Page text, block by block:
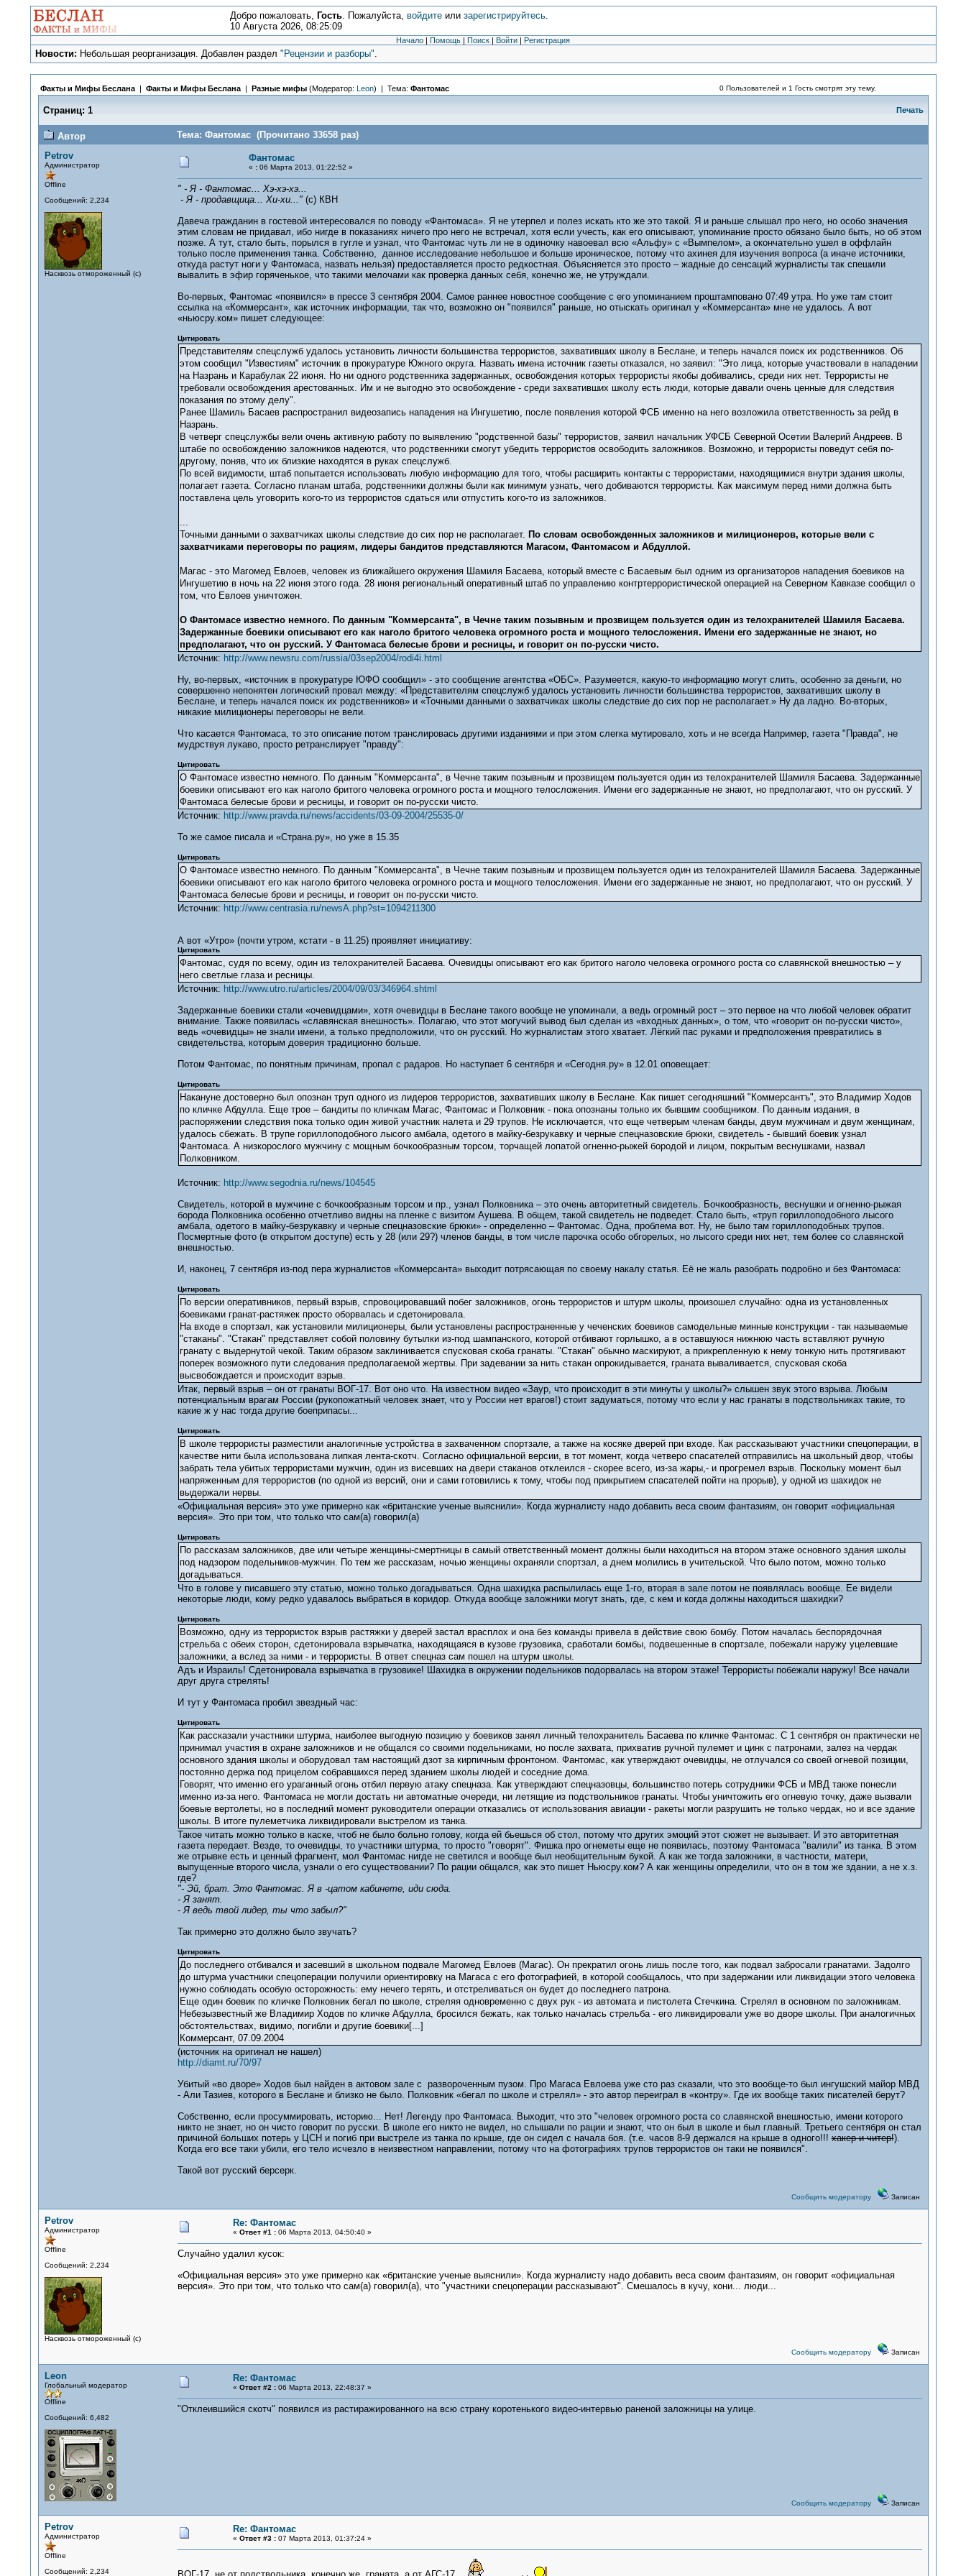
Добро пожаловать, Гость. Пожалуйста, войдитеили зарегистрируйтесь.
10 Августа 2026, 08:25:09
Начало | Помощь | Поиск | Войти | Регистрация
Новости: Небольшая реорганизация. Добавлен раздел"Рецензии и разборы".
Факты и Мифы Беслана| Факты и Мифы Беслана| Разные мифы(Модератор: Leon) | Тема: Фантомас 0 Пользователей и 1 Гость смотрят эту тему.
Страниц: 1 Печать
Автор
Тема: Фантомас (Прочитано 33658 раз)
Petrov
Администратор
Offline
Сообщений: 2,234
Насквозь отмороженный (с)
Фантомас
« :06 Марта 2013, 01:22:52 »
" - Я - Фантомас... Хэ-хэ-хэ...
- Я - продавщица... Хи-хи..."(с) КВН
Давеча гражданин в гостевой интересовался по поводу «Фантомаса». Я не утерпел и полез искать кто же это такой. Я и раньше слышал про него, но особо значения
этим словам не придавал, ибо нигде в показаниях ничего про него не встречал, хотя если учесть, как его описывают, упоминание просто обязано было быть, но об этом
позже. А тут, стало быть, порылся в гугле и узнал, что Фантомас чуть ли не в одиночку навоевал всю «Альфу» с «Вымпелом», а окончательно ушел в оффлайн
только после применения танка. Собственно, данное исследование небольшое и больше ироническое, потому что ахинея для изучения вопроса (а иначе источники,
откуда растут ноги у Фантомаса, назвать нельзя) предоставляется просто редкостная. Объясняется это просто – жадные до сенсаций журналисты так спешили
вывалить в эфир горяченькое, что такими мелочами как проверка данных себя, конечно же, не утруждали.
Во-первых, Фантомас «появился» в прессе 3 сентября 2004. Самое раннее новостное сообщение с его упоминанием проштамповано 07:49 утра. Но уже там стоит
ссылка на «Коммерсант», как источник информации, так что, возможно он "появился" раньше, но отыскать оригинал у «Коммерсанта» мне не удалось. А вот
«ньюсру.ком» пишет следующее:
Цитировать
Представителям спецслужб удалось установить личности большинства террористов, захвативших школу в Беслане, и теперь начался поиск их родственников. Об
этом сообщил "Известиям" источник в прокуратуре Южного округа. Назвать имена источник газеты отказался, но заявил: "Это лица, которые участвовали в нападении
на Назрань и Карабулак 22 июня. Но ни одного родственника задержанных, освобождения которых террористы якобы добивались, среди них нет. Террористы не
требовали освобождения арестованных. Им и не выгодно это освобождение - среди захвативших школу есть люди, которые давали очень ценные для следствия
показания по этому делу".
Ранее Шамиль Басаев распространил видеозапись нападения на Ингушетию, после появления которой ФСБ именно на него возложила ответственность за рейд в
Назрань.
В четверг спецслужбы вели очень активную работу по выявлению "родственной базы" террористов, заявил начальник УФСБ Северной Осетии Валерий Андреев. В
штабе по освобождению заложников надеются, что родственники смогут убедить террористов освободить заложников. Возможно, и террористы поведут себя по-
другому, поняв, что их близкие находятся в руках спецслужб.
По всей видимости, штаб попытается использовать любую информацию для того, чтобы расширить контакты с террористами, находящимися внутри здания школы,
полагает газета. Согласно планам штаба, родственники должны были как минимум узнать, чего добиваются террористы. Как максимум перед ними должна быть
поставлена цель уговорить кого-то из террористов сдаться или отпустить кого-то из заложников.
...
Точными данными о захватчиках школы следствие до сих пор не располагает. По словам освобожденных заложников и милиционеров, которые вели с
захватчиками переговоры по рациям, лидеры бандитов представляются Магасом, Фантомасом и Абдуллой.
Магас - это Магомед Евлоев, человек из ближайшего окружения Шамиля Басаева, который вместе с Басаевым был одним из организаторов нападения боевиков на
Ингушетию в ночь на 22 июня этого года. 28 июня региональный оперативный штаб по управлению контртеррористической операцией на Северном Кавказе сообщил о
том, что Евлоев уничтожен.
О Фантомасе известно немного. По данным "Коммерсанта", в Чечне таким позывным и прозвищем пользуется один из телохранителей Шамиля Басаева.
Задержанные боевики описывают его как наголо бритого человека огромного роста и мощного телосложения. Имени его задержанные не знают, но
предполагают, что он русский. У Фантомаса белесые брови и ресницы, и говорит он по-русски чисто.
Источник: http://www.newsru.com/russia/03sep2004/rodi4i.html
Ну, во-первых, «источник в прокуратуре ЮФО сообщил» - это сообщение агентства «ОБС». Разумеется, какую-то информацию могут слить, особенно за деньги, но
совершенно непонятен логический провал между: «Представителям спецслужб удалось установить личности большинства террористов, захвативших школу в
Беслане, и теперь начался поиск их родственников» и «Точными данными о захватчиках школы следствие до сих пор не располагает.» Ну да ладно. Во-вторых,
никакие милиционеры переговоры не вели.
Что касается Фантомаса, то это описание потом транслировась другими изданиями и при этом слегка мутировало, хоть и не всегда Например, газета "Правда", не
мудрствуя лукаво, просто ретранслирует "правду":
Цитировать
О Фантомасе известно немного. По данным "Коммерсанта", в Чечне таким позывным и прозвищем пользуется один из телохранителей Шамиля Басаева. Задержанные
боевики описывают его как наголо бритого человека огромного роста и мощного телосложения. Имени его задержанные не знают, но предполагают, что он русский. У
Фантомаса белесые брови и ресницы, и говорит он по-русски чисто.
Источник: http://www.pravda.ru/news/accidents/03-09-2004/25535-0/
То же самое писала и «Страна.ру», но уже в 15.35
Цитировать
О Фантомасе известно немного. По данным "Коммерсанта", в Чечне таким позывным и прозвищем пользуется один из телохранителей Шамиля Басаева. Задержанные
боевики описывают его как наголо бритого человека огромного роста и мощного телосложения. Имени его задержанные не знают, но предполагают, что он русский. У
Фантомаса белесые брови и ресницы, и говорит он по-русски чисто.
Источник: http://www.centrasia.ru/newsA.php?st=1094211300
А вот «Утро» (почти утром, кстати - в 11.25) проявляет инициативу:
Цитировать
Фантомас, судя по всему, один из телохранителей Басаева. Очевидцы описывают его как бритого наголо человека огромного роста со славянской внешностью – у
него светлые глаза и ресницы.
Источник: http://www.utro.ru/articles/2004/09/03/346964.shtml
Задержанные боевики стали «очевидцами», хотя очевидцы в Беслане такого вообще не упоминали, а ведь огромный рост – это первое на что любой человек обратит
внимание. Также появилась «славянская внешность». Полагаю, что этот могучий вывод был сделан из «входных данных», о том, что «говорит он по-русски чисто»,
ведь «очевидцы» не знали имени, а только предположили, что он русский. Но журналистам этого хватает. Лёгкий пас руками и предположения превратились в
свидетельства, которым доверия традиционно больше.
Потом Фантомас, по понятным причинам, пропал с радаров. Но наступает 6 сентября и «Сегодня.ру» в 12.01 оповещает:
Цитировать
Накануне достоверно был опознан труп одного из лидеров террористов, захвативших школу в Беслане. Как пишет сегодняшний "Коммерсантъ", это Владимир Ходов
по кличке Абдулла. Еще трое – бандиты по кличкам Магас, Фантомас и Полковник - пока опознаны только их бывшим сообщником. По данным издания, в
распоряжении следствия пока только один живой участник налета и 29 трупов. Не исключается, что еще четверым членам банды, двум мужчинам и двум женщинам,
удалось сбежать. В трупе гориллоподобного лысого амбала, одетого в майку-безрукавку и черные спецназовские брюки, свидетель - бывший боевик узнал
Фантомаса. А низкорослого мужчину с мощным бочкообразным торсом, торчащей лопатой огненно-рыжей бородой и лицом, покрытым веснушками, назвал
Полковником.
Источник: http://www.segodnia.ru/news/104545
Свидетель, которой в мужчине с бочкообразным торсом и пр., узнал Полковника – это очень авторитетный свидетель. Бочкообразность, веснушки и огненно-рыжая
борода Полковника особенно отчетливо видны на пленке с визитом Аушева. В общем, такой свидетель не подведет. Стало быть, «труп гориллоподобного лысого
амбала, одетого в майку-безрукавку и черные спецназовские брюки» - определенно – Фантомас. Одна, проблема вот. Ну, не было там гориллоподобных трупов.
Посмертные фото (в открытом доступе) есть у 28 (или 29?) членов банды, в том числе парочка особо обгорелых, но лысого среди них нет, тем более со славянской
внешностью.
И, наконец, 7 сентября из-под пера журналистов «Коммерсанта» выходит потрясающая по своему накалу статья. Её не жаль разобрать подробно и без Фантомаса:
Цитировать
По версии оперативников, первый взрыв, спровоцировавший побег заложников, огонь террористов и штурм школы, произошел случайно: одна из установленных
боевиками гранат-растяжек просто оборвалась и сдетонировала.
На входе в спортзал, как установили милиционеры, были установлены распространенные у чеченских боевиков самодельные минные конструкции - так называемые
"стаканы". "Стакан" представляет собой половину бутылки из-под шампанского, которой отбивают горлышко, а в оставшуюся нижнюю часть вставляют ручную
гранату с выдернутой чекой. Таким образом заклинивается спусковая скоба гранаты. "Стакан" обычно маскируют, а прикрепленную к нему тонкую нить протягивают
поперек возможного пути следования предполагаемой жертвы. При задевании за нить стакан опрокидывается, граната вываливается, спусковая скоба
высвобождается и происходит взрыв.
Итак, первый взрыв – он от гранаты ВОГ-17. Вот оно что. На известном видео «Заур, что происходит в эти минуты у школы?» слышен звук этого взрыва. Любым
потенциальным врагам России (рукопожатный человек знает, что у России нет врагов!) стоит задуматься, потому что если у нас гранаты в подствольниках такие, то
какие ж у нас тогда другие боеприпасы...
Цитировать
В школе террористы разместили аналогичные устройства в захваченном спортзале, а также на косяке дверей при входе. Как рассказывают участники спецоперации, в
качестве нити была использована липкая лента-скотч. Согласно официальной версии, в тот момент, когда четверо спасателей отправились на школьный двор, чтобы
забрать тела убитых террористами мужчин, один из висевших на двери стаканов отклеился - скорее всего, из-за жары,- и прогремел взрыв. Поскольку момент был
напряженным для террористов (по одной из версий, они и сами готовились к тому, чтобы под прикрытием спасателей пойти на прорыв), у одной из шахидок не
выдержали нервы.
«Официальная версия» это уже примерно как «британские ученые выяснили». Когда журналисту надо добавить веса своим фантазиям, он говорит «официальная
версия». Это при том, что только что сам(а) говорил(а)
Цитировать
По рассказам заложников, две или четыре женщины-смертницы в самый ответственный момент должны были находиться на втором этаже основного здания школы
под надзором подельников-мужчин. По тем же рассказам, ночью женщины охраняли спортзал, а днем молились в учительской. Что было потом, можно только
догадываться.
Что в голове у писавшего эту статью, можно только догадываться. Одна шахидка распылилась еще 1-го, вторая в зале потом не появлялась вообще. Ее видели
некоторые люди, кому редко удавалось выбраться в коридор. Откуда вообще заложники могут знать, где, с кем и когда должны находиться шахидки?
Цитировать
Возможно, одну из террористок взрыв растяжки у дверей застал врасплох и она без команды привела в действие свою бомбу. Потом началась беспорядочная
стрельба с обеих сторон, сдетонировала взрывчатка, находящаяся в кузове грузовика, сработали бомбы, подвешенные в спортзале, побежали наружу уцелевшие
заложники, а вслед за ними - и террористы. В ответ спецназ сам пошел на штурм школы.
Адъ и Израиль! Сдетонировала взрывчатка в грузовике! Шахидка в окружении подельников подорвалась на втором этаже! Террористы побежали наружу! Все начали
друг друга стрелять!
И тут у Фантомаса пробил звездный час:
Цитировать
Как рассказали участники штурма, наиболее выгодную позицию у боевиков занял личный телохранитель Басаева по кличке Фантомас. С 1 сентября он практически не
принимал участия в охране заложников и не общался со своими подельниками, но после захвата, прихватив ручной пулемет и цинк с патронами, залез на чердак
основного здания школы и оборудовал там настоящий дзот за кирпичным фронтоном. Фантомас, как утверждают очевидцы, не отлучался со своей огневой позиции,
постоянно держа под прицелом собравшихся перед зданием школы людей и соседние дома.
Говорят, что именно его ураганный огонь отбил первую атаку спецназа. Как утверждают спецназовцы, большинство потерь сотрудники ФСБ и МВД также понесли
именно из-за него. Фантомаса не могли достать ни автоматные очереди, ни летящие из подствольников гранаты. Чтобы уничтожить его огневую точку, даже вызвали
боевые вертолеты, но в последний момент руководители операции отказались от использования авиации - ракеты могли разрушить не только чердак, но и все здание
школы. В итоге пулеметчика ликвидировали выстрелом из танка.
Такое читать можно только в каске, чтоб не было больно голову, когда ей бьешься об стол, потому что других эмоций этот сюжет не вызывает. И это авторитетная
газета передает. Везде, то очевидцы, то участники штурма, то просто "говорят". Фишка про огнеметы еще не появилась, поэтому Фантомаса "валили" из танка. В этом
же отрывке есть и ценный фрагмент, мол Фантомас нигде не светился и вообще был необщительным букой. А как же тогда заложники, в частности, матери,
выпущенные второго числа, узнали о его существовании? По рации общался, как это пишет Ньюсру.ком? А как женщины определили, что он в том же здании, а не х.з.
где?
"- Эй, брат. Это Фантомас. Я в -цатом кабинете, иди сюда.
- Я занят.
- Я ведь твой лидер, ты что забыл?"
Так примерно это должно было звучать?
Цитировать
До последнего отбивался и засевший в школьном подвале Магомед Евлоев (Магас). Он прекратил огонь лишь после того, как подвал забросали гранатами. Задолго
до штурма участники спецоперации получили ориентировку на Магаса с его фотографией, в которой сообщалось, что при задержании или ликвидации этого человека
нужно соблюдать особую осторожность: ему нечего терять, и отстреливаться он будет до последнего патрона.
Еще один боевик по кличке Полковник бегал по школе, стреляя одновременно с двух рук - из автомата и пистолета Стечкина. Стрелял в основном по заложникам.
Небезызвестный же Владимир Ходов по кличке Абдулла, бросился бежать, как только началась стрельба - его ликвидировали уже во дворе школы. При аналогичных
обстоятельствах, видимо, погибли и другие боевики[...]
Коммерсант, 07.09.2004
(источник на оригинал не нашел)
http://diamt.ru/70/97
Убитый «во дворе» Ходов был найден в актовом зале с развороченным пузом. Про Магаса Евлоева уже сто раз сказали, что это вообще-то был ингушский майор МВД
- Али Тазиев, которого в Беслане и близко не было. Полковник «бегал по школе и стрелял» - это автор переиграл в «контру». Где их вообще таких писателей берут?
Собственно, если просуммировать, историю... Нет! Легенду про Фантомаса. Выходит, что это "человек огромного роста со славянской внешностью, имени которого
никто не знает, но он чисто говорит по русски. В школе его никто не видел, но слышали по рации и знают, что он был в школе и был главный. Третьего сентября он стал
причиной больших потерь у ЦСН и погиб при выстреле из танка по крыше, где он сидел с начала боя. (т.е. часов 8-9 держался на крыше в одного!!!хакер и читер!).
Когда его все таки убили, его тело исчезло в неизвестном направлении, потому что на фотографиях трупов террористов он таки не появился".
Такой вот русский берсерк.
Сообщить модератору Записан
Petrov
Администратор
Offline
Сообщений: 2,234
Насквозь отмороженный (с)
Re: Фантомас
« Ответ #1 :06 Марта 2013, 04:50:40 »
Случайно удалил кусок:
«Официальная версия» это уже примерно как «британские ученые выяснили». Когда журналисту надо добавить веса своим фантазиям, он говорит «официальная
версия». Это при том, что только что сам(а) говорил(а), что "участники спецоперации рассказывают". Смешалось в кучу, кони... люди...
Сообщить модератору Записан
Leon
Глобальный модератор
Offline
Сообщений: 6,482
Re: Фантомас
« Ответ #2 :06 Марта 2013, 22:48:37 »
"Отклеившийся скотч" появился из растиражированного на всю страну коротенького видео-интервью раненой заложницы на улице.
Сообщить модератору Записан
Petrov
Администратор
Offline
Сообщений: 2,234
Re: Фантомас
« Ответ #3 :07 Марта 2013, 01:37:24 »